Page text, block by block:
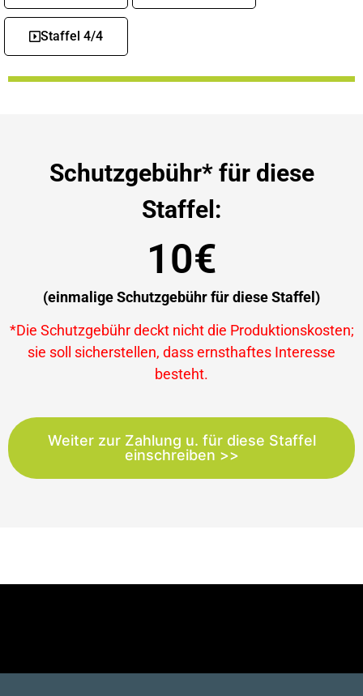
Staffel 4/4
Schutzgebühr* für diese
Staffel:
10€
(einmalige Schutzgebühr für diese Staffel)
*Die Schutzgebühr deckt nicht die Produktionskosten;
sie soll sicherstellen, dass ernsthaftes Interesse
besteht.
Weiter zur Zahlung u. für diese Staffel
einschreiben >>